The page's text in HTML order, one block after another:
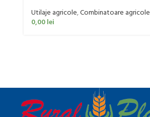
Utilaje agricole,Combinatoare agricole
0,00lei